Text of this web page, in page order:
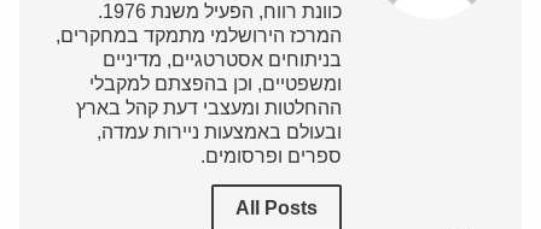
כוונת רווח, הפעיל משנת 1976.
המרכז הירושלמי מתמקד במחקרים,
בניתוחים אסטרטגיים, מדיניים
ומשפטיים, וכן בהפצתם למקבלי
ההחלטות ומעצבי דעת קהל בארץ
ובעולם באמצעות ניירות עמדה,
ספרים ופרסומים.
All Posts